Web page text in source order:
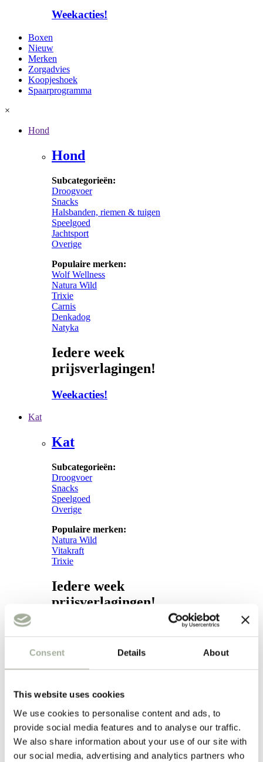
Consent Details About
This website uses cookies
We use cookies to personalise content and ads, to
provide social media features and to analyse our traffic.
We also share information about your use of our site with
our social media, advertising and analytics partners who
Weekacties!
Boxen
Nieuw
Merken
Zorgadvies
Koopjeshoek
Spaarprogramma
×
Hond
Hond
Subcategorieën:
Droogvoer
Snacks
Halsbanden, riemen & tuigen
Speelgoed
Jachtsport
Overige
Populaire merken:
Wolf Wellness
Natura Wild
Trixie
Carnis
Denkadog
Natyka
Iedere week
prijsverlagingen!
Weekacties!
Kat
Kat
Subcategorieën:
Droogvoer
Snacks
Speelgoed
Overige
Populaire merken:
Natura Wild
Vitakraft
Trixie
Iedere week
prijsverlagingen!
Verzorging
Subcategorieën:
Hond
Vacht
Apotheek
Kat